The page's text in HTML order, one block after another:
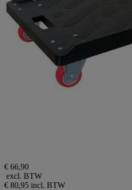
€ 66,90
excl. BTW
€ 80,95 incl. BTW